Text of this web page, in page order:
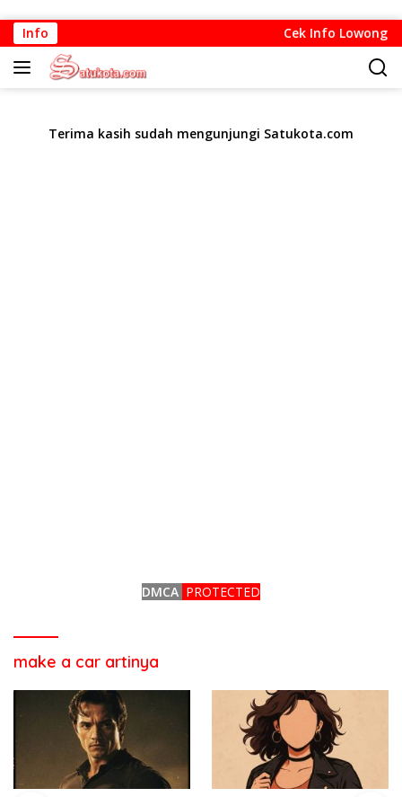
Langsung
ke
konten
Info Cek Info
Terima kasih sudah mengunjungi Satukota.com
DMCA PROTECTED
make a car artinya